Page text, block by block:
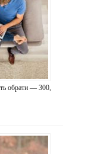
обрати — 300,